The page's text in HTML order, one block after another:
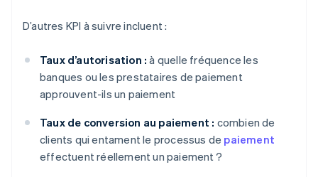
D’autres KPI à suivre incluent :
Taux d’autorisation : à quelle fréquence les
banques ou les prestataires de paiement
approuvent-ils un paiement
Taux de conversion au paiement : combien de
clients qui entament le processus de paiement
effectuent réellement un paiement ?